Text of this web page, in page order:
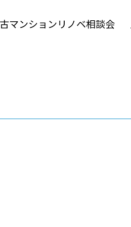
マンションリノベ相談会